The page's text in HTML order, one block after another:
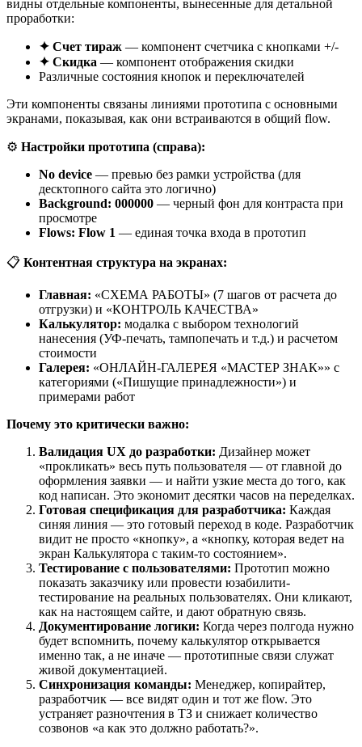
видны отдельные компоненты, вынесенные для детальной
проработки:
✦ Счет тираж — компонент счетчика с кнопками +/-
✦ Скидка — компонент отображения скидки
Различные состояния кнопок и переключателей
Эти компоненты связаны линиями прототипа с основными
экранами, показывая, как они встраиваются в общий flow.
⚙️ Настройки прототипа (справа):
No device — превью без рамки устройства (для
десктопного сайта это логично)
Background: 000000 — черный фон для контраста при
просмотре
Flows: Flow 1 — единая точка входа в прототип
📋 Контентная структура на экранах:
Главная: «СХЕМА РАБОТЫ» (7 шагов от расчета до
отгрузки) и «КОНТРОЛЬ КАЧЕСТВА»
Калькулятор: модалка с выбором технологий
нанесения (УФ-печать, тампопечать и т.д.) и расчетом
стоимости
Галерея: «ОНЛАЙН-ГАЛЕРЕЯ «МАСТЕР ЗНАК»» с
категориями («Пишущие принадлежности») и
примерами работ
Почему это критически важно:
Валидация UX до разработки: Дизайнер может
«прокликать» весь путь пользователя — от главной до
оформления заявки — и найти узкие места до того, как
код написан. Это экономит десятки часов на переделках.
Готовая спецификация для разработчика: Каждая
синяя линия — это готовый переход в коде. Разработчик
видит не просто «кнопку», а «кнопку, которая ведет на
экран Калькулятора с таким-то состоянием».
Тестирование с пользователями: Прототип можно
показать заказчику или провести юзабилити-
тестирование на реальных пользователях. Они кликают,
как на настоящем сайте, и дают обратную связь.
Документирование логики: Когда через полгода нужно
будет вспомнить, почему калькулятор открывается
именно так, а не иначе — прототипные связи служат
живой документацией.
Синхронизация команды: Менеджер, копирайтер,
разработчик — все видят один и тот же flow. Это
устраняет разночтения в ТЗ и снижает количество
созвонов «а как это должно работать?».